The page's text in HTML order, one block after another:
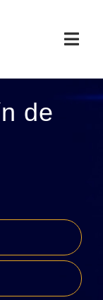
de